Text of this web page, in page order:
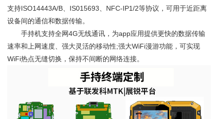
支持ISO14443A/B、IS015693、NFC-IP1/2等协议，可用于近距离
设备间的通信和数据传输。
手持机支持全网4G无线通讯，为app应用提供更快的数据传输
速率和上网速度、强大灵活的移动性;强大WiFi漫游功能，可实现
WiFi热点无缝切换，保持不间断的网络连接。